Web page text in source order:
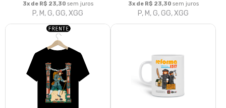
3x de R$ 23,30 sem juros
P, M, G, GG, XGG
3x de R$ 23,30 sem juros
P, M, G, GG, XGG